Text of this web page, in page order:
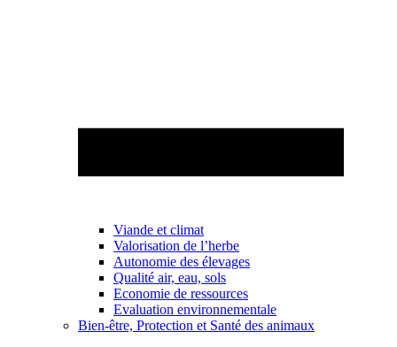
Viande et climat
Valorisation de l’herbe
Autonomie des élevages
Qualité air, eau, sols
Economie de ressources
Evaluation environnementale
Bien-être, Protection et Santé des animaux